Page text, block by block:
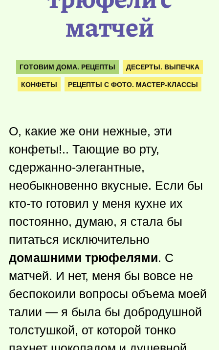
матчей
ГОТОВИМ ДОМА. РЕЦЕПТЫ ДЕСЕРТЫ. ВЫПЕЧКА
КОНФЕТЫ РЕЦЕПТЫ С ФОТО. МАСТЕР-КЛАССЫ
О, какие же они нежные, эти
конфеты!.. Тающие во рту,
сдержанно-элегантные,
необыкновенно вкусные. Если бы
кто-то готовил у меня кухне их
постоянно, думаю, я стала бы
питаться исключительно
домашними трюфелями. С
матчей. И нет, меня бы вовсе не
беспокоили вопросы объема моей
талии — я была бы добродушной
толстушкой, от которой тонко